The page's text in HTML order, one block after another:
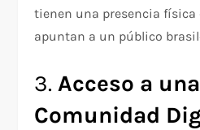
tienen una presencia física
apuntan a un público
3.Acceso a
Comunidad